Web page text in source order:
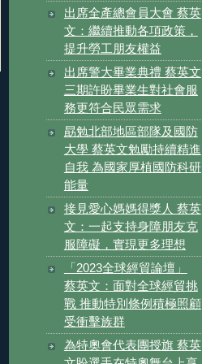
出席全產總會員大會 蔡英
文：繼續推動各項政策，
提升勞工朋友權益
出席警大畢業典禮 蔡英文
三期許盼畢業生對社會服
務更符合民眾需求
勗勉北部地區部隊及國防
大學 蔡英文勉勵持續精進
自我 為國家厚植國防科研
能量
接見愛心媽媽得獎人 蔡英
文：一起支持身障朋友克
服障礙，實現更多理想
「2023全球經貿論壇」
蔡英文：面對全球經貿挑
戰 推動特別條例積極照顧
受衝擊族群
為特奧會代表團授旗 蔡英